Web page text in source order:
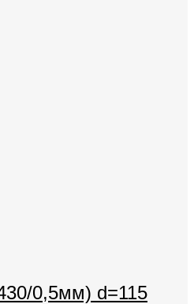
0,5мм) d=115